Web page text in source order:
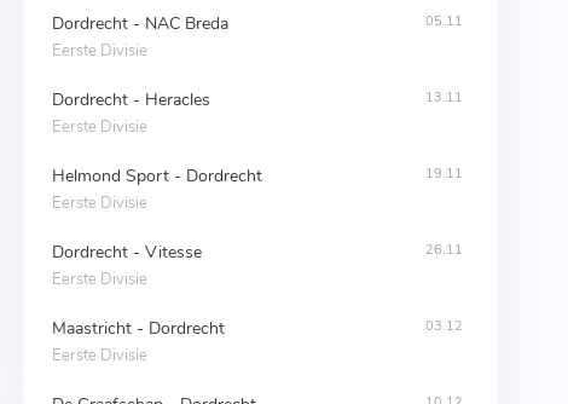
Dordrecht - NAC Breda
Eerste Divisie
05.11
Dordrecht - Heracles
Eerste Divisie
13.11
Helmond Sport - Dordrecht
Eerste Divisie
19.11
Dordrecht - Vitesse
Eerste Divisie
26.11
Maastricht - Dordrecht
Eerste Divisie
03.12